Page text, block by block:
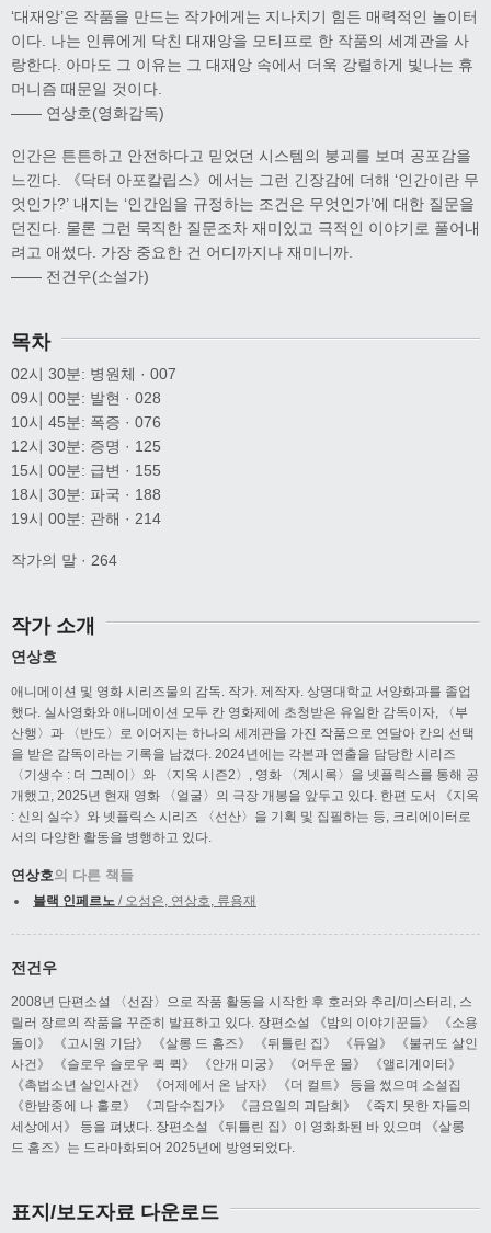
‘대재앙’은 작품을 만드는 작가에게는 지나치기 힘든 매력적인 놀이터
이다. 나는 인류에게 닥친 대재앙을 모티프로 한 작품의 세계관을 사
랑한다. 아마도 그 이유는 그 대재앙 속에서 더욱 강렬하게 빛나는 휴
머니즘 때문일 것이다.
—— 연상호(영화감독)
인간은 튼튼하고 안전하다고 믿었던 시스템의 붕괴를 보며 공포감을
느낀다. 《닥터 아포칼립스》에서는 그런 긴장감에 더해 ‘인간이란 무
엇인가?’ 내지는 ‘인간임을 규정하는 조건은 무엇인가’에 대한 질문을
던진다. 물론 그런 묵직한 질문조차 재미있고 극적인 이야기로 풀어내
려고 애썼다. 가장 중요한 건 어디까지나 재미니까.
—— 전건우(소설가)
목차
02시 30분: 병원체 · 007
09시 00분: 발현 · 028
10시 45분: 폭증 · 076
12시 30분: 증명 · 125
15시 00분: 급변 · 155
18시 30분: 파국 · 188
19시 00분: 관해 · 214
작가의 말 · 264
작가 소개
연상호
애니메이션 및 영화 시리즈물의 감독. 작가. 제작자. 상명대학교 서양화과를 졸업
했다. 실사영화와 애니메이션 모두 칸 영화제에 초청받은 유일한 감독이자, 〈부
산행〉과 〈반도〉로 이어지는 하나의 세계관을 가진 작품으로 연달아 칸의 선택
을 받은 감독이라는 기록을 남겼다. 2024년에는 각본과 연출을 담당한 시리즈
〈기생수 : 더 그레이〉와 〈지옥 시즌2〉, 영화 〈계시록〉을 넷플릭스를 통해 공
개했고, 2025년 현재 영화 〈얼굴〉의 극장 개봉을 앞두고 있다. 한편 도서 《지옥
: 신의 실수》와 넷플릭스 시리즈 〈선산〉을 기획 및 집필하는 등, 크리에이터로
서의 다양한 활동을 병행하고 있다.
연상호의 다른 책들
블랙 인페르노 / 오성은, 연상호, 류용재
전건우
2008년 단편소설 〈선잠〉으로 작품 활동을 시작한 후 호러와 추리/미스터리, 스
릴러 장르의 작품을 꾸준히 발표하고 있다. 장편소설 《밤의 이야기꾼들》 《소용
돌이》 《고시원 기담》 《살롱 드 홈즈》 《뒤틀린 집》 《듀얼》 《불귀도 살인
사건》 《슬로우 슬로우 퀵 퀵》 《안개 미궁》 《어두운 물》 《앨리게이터》
《촉법소년 살인사건》 《어제에서 온 남자》 《더 컬트》 등을 썼으며 소설집
《한밤중에 나 홀로》 《괴담수집가》 《금요일의 괴담회》 《죽지 못한 자들의
세상에서》 등을 펴냈다. 장편소설 《뒤틀린 집》이 영화화된 바 있으며 《살롱
드 홈즈》는 드라마화되어 2025년에 방영되었다.
표지/보도자료 다운로드